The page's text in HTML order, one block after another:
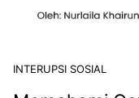
INTERUPSI SOSIAL